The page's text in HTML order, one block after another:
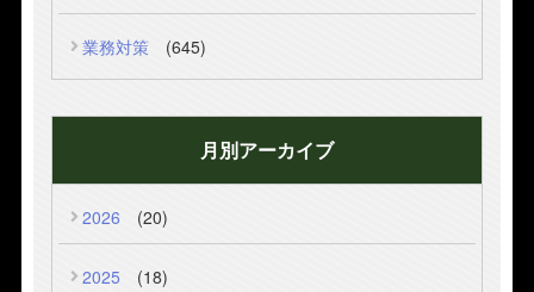
業務対策 (645)
月別アーカイブ
2026 (20)
2025 (18)